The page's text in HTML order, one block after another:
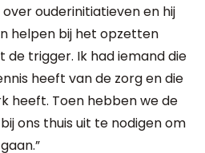
ouderinitiatieven en hij
helpen bij het opzetten
de trigger. Ik had iemand die
heeft van de zorg en die
heeft. Toen hebben we de
ons thuis uit te nodigen om